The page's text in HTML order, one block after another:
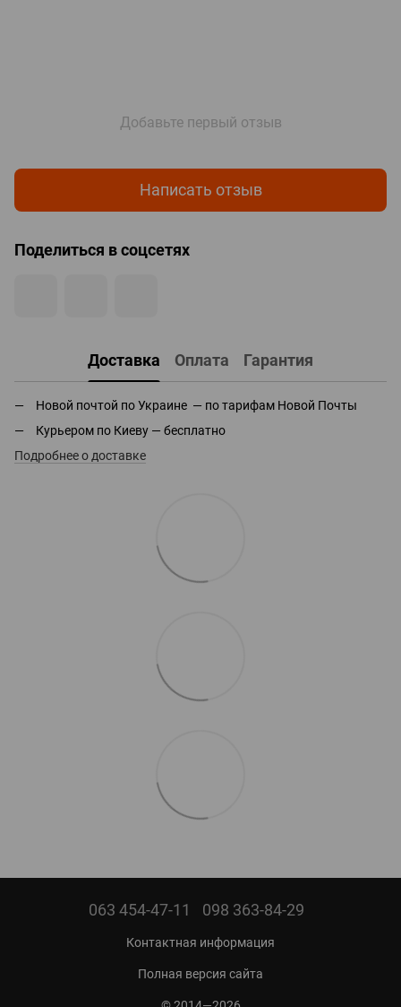
Добавьте первый отзыв
Написать отзыв
Поделиться в соцсетях
Доставка Оплата Гарантия
Новой почтой по Украине — по тарифам Новой Почты
Курьером по Киеву — бесплатно
Подробнее о доставке
063 454-47-11 098 363-84-29
Контактная информация
Полная версия сайта